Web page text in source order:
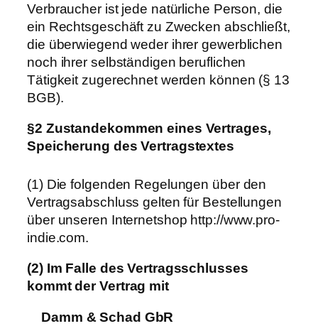
Verbraucher ist jede natürliche Person, die
ein Rechtsgeschäft zu Zwecken abschließt,
die überwiegend weder ihrer gewerblichen
noch ihrer selbständigen beruflichen
Tätigkeit zugerechnet werden können (§ 13
BGB).
§2 Zustandekommen eines Vertrages,
Speicherung des Vertragstextes
(1) Die folgenden Regelungen über den
Vertragsabschluss gelten für Bestellungen
über unseren Internetshop http://www.pro-
indie.com.
(2) Im Falle des Vertragsschlusses
kommt der Vertrag mit
Damm & Schad GbR